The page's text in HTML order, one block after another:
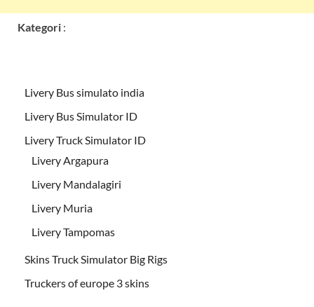
Kategori :
Livery Bus simulato india
Livery Bus Simulator ID
Livery Truck Simulator ID
Livery Argapura
Livery Mandalagiri
Livery Muria
Livery Tampomas
Skins Truck Simulator Big Rigs
Truckers of europe 3 skins